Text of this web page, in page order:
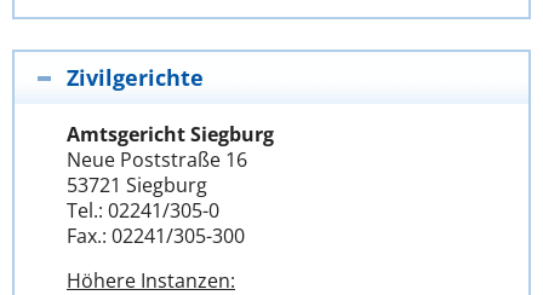
Zivilgerichte
Amtsgericht Siegburg
Neue Poststraße 16
53721 Siegburg
Tel.: 02241/305-0
Fax.: 02241/305-300
Höhere Instanzen: